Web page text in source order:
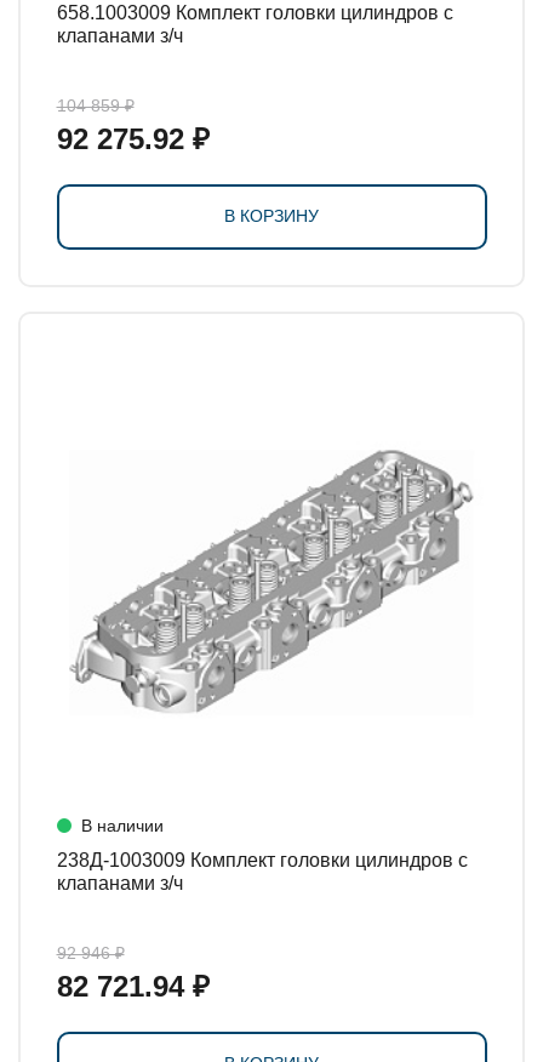
658.1003009 Комплект головки цилиндров с
клапанами з/ч
104 859 ₽
92 275.92 ₽
В КОРЗИНУ
В наличии
238Д-1003009 Комплект головки цилиндров с
клапанами з/ч
92 946 ₽
82 721.94 ₽